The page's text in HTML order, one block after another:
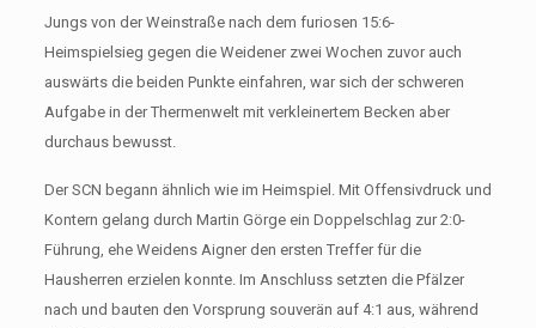
Jungs von der Weinstraße nach dem furiosen 15:6-
Heimspielsieg gegen die Weidener zwei Wochen zuvor auch
auswärts die beiden Punkte einfahren, war sich der schweren
Aufgabe in der Thermenwelt mit verkleinertem Becken aber
durchaus bewusst.
Der SCN begann ähnlich wie im Heimspiel. Mit Offensivdruck und
Kontern gelang durch Martin Görge ein Doppelschlag zur 2:0-
Führung, ehe Weidens Aigner den ersten Treffer für die
Hausherren erzielen konnte. Im Anschluss setzten die Pfälzer
nach und bauten den Vorsprung souverän auf 4:1 aus, während